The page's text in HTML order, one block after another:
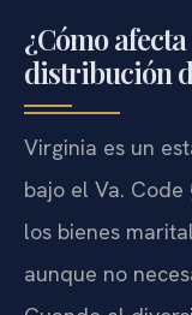
¿Cómo
distribución
Virginia es un
bajo el Va.
los bienes
aunque no